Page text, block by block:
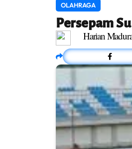
OLAHRAGA
Persepam
Harian